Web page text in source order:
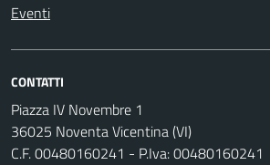
Eventi
CONTATTI
Piazza IV Novembre 1
36025 Noventa Vicentina (VI)
C.F. 00480160241 - P.Iva: 00480160241